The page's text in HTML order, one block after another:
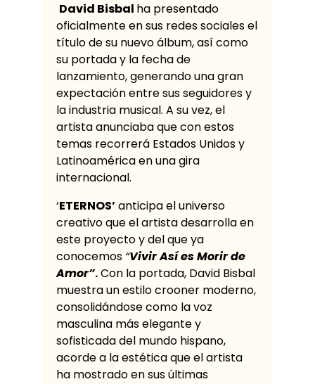
David Bisbal ha presentado
oficialmente en sus redes sociales el
título de su nuevo álbum, así como
su portada y la fecha de
lanzamiento, generando una gran
expectación entre sus seguidores y
la industria musical. A su vez, el
artista anunciaba que con estos
temas recorrerá Estados Unidos y
Latinoamérica en una gira
internacional.
‘ETERNOS’anticipa el universo
creativo que el artista desarrolla en
este proyecto y del que ya
conocemos “Vivir Así es Morir de
Amor”.Con la portada, David Bisbal
muestra un estilo crooner moderno,
consolidándose como la voz
masculina más elegante y
sofisticada del mundo hispano,
acorde a la estética que el artista
ha mostrado en sus últimas